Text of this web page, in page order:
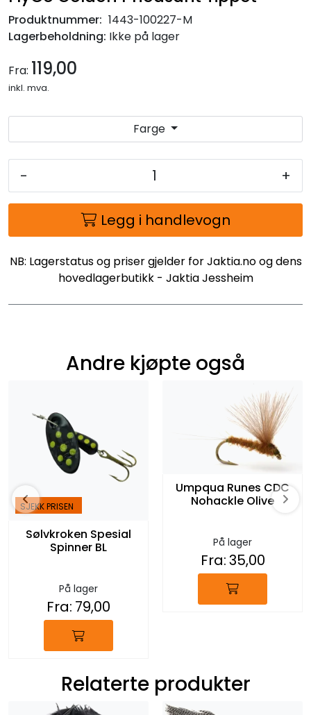
Produktnummer: 1443-100227-M
Lagerbeholdning: Ikke på lager
Fra: 119,00
inkl. mva.
Farge
- +
Legg i handlevogn
NB: Lagerstatus og priser gjelder for Jaktia.no og dens
hovedlagerbutikk - Jaktia Jessheim
Andre kjøpte også
SJEKK PRISEN
Sølvkroken Spesial
Spinner BL
På lager
Fra: 79,00
Umpqua Runes CDC
Nohackle Olive
På lager
Fra:35,00
Relaterte produkter